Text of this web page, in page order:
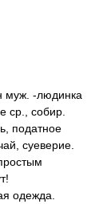
муж. -людинка
ср., собир.
податное
суеверие.
одежда.